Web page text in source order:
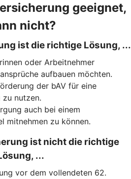
geeignet,
nicht?
ist die richtige Lösung, ...
oder Arbeitnehmer
aufbauen möchten.
der bAV für eine
nutzen.
auch bei einem
mitnehmen zu können.
ist nicht die richtige
...
vor dem vollendeten 62.